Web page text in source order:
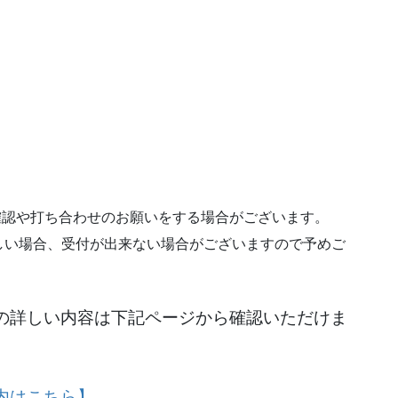
打ち合わせのお願いをする場合がございます。
場合、受付が出来ない場合がございますので予めご
しい内容は下記ページから確認いただけま